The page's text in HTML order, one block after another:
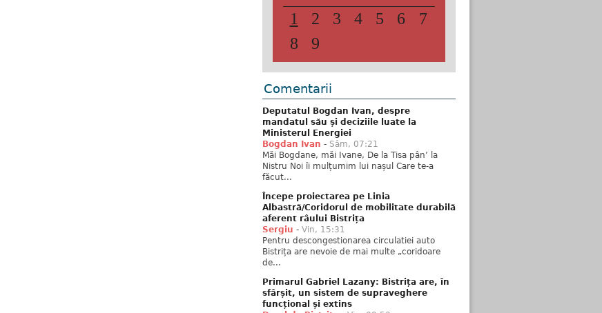
1 2 3 4 5 6
7
8
9
Comentarii
Deputatul Bogdan Ivan, despre
mandatul său și deciziile luate la
Ministerul Energiei
Bogdan Ivan - Sâm, 07:21
Măi Bogdane, măi Ivane, De la Tisa pân’ la
Nistru Noi îi mulțumim lui nașul Care te-a
făcut...
Începe proiectarea pe Linia
Albastră/Coridorul de mobilitate durabilă
aferent râului Bistrița
Sergiu - Vin, 15:31
Pentru descongestionarea circulatiei auto
Bistrița are nevoie de mai multe „coridoare
de...
Primarul Gabriel Lazany: Bistrița are, în
sfârșit, un sistem de supraveghere
funcțional și extins